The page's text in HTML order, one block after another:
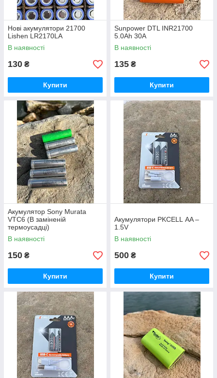
Нові акумулятори 21700
Lishen LR2170LA
В наявності
130 ₴
Купити
Sunpower DTL INR21700
5.0Ah 30А
В наявності
135 ₴
Купити
Акумулятор Sony Murata
VTC6 (В заміненій
термоусадці)
В наявності
150 ₴
Купити
Акумулятори PKCELL AA –
1.5V
В наявності
500 ₴
Купити